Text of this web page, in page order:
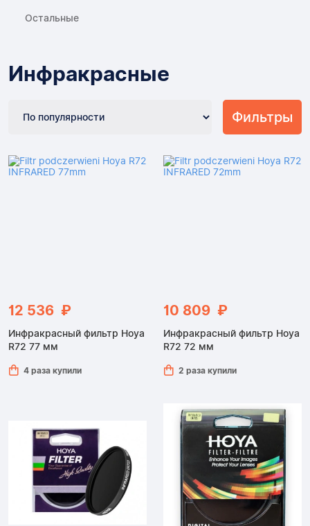
Остальные
Инфракрасные
Фильтры
12 536 ₽
Инфракрасный фильтр Hoya
R72 77 мм
4 раза купили
10 809 ₽
Инфракрасный фильтр Hoya
R72 72 мм
2 раза купили